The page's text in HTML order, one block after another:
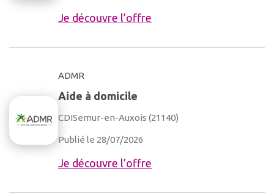
Je découvre l’offre
ADMR
Aide à domicile
CDISemur-en-Auxois (21140)
Publié le 28/07/2026
Je découvre l’offre